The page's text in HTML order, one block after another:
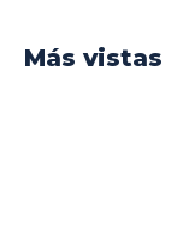
Más vistas